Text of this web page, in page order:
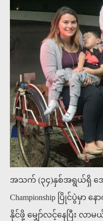
အသက် (၃၄)နှစ်အရွယ်ရှိ​ အ
Championship ပြိုင်ပွဲ
နိုင်ဖို့ မျှော်လင့်နေပြီး လာ